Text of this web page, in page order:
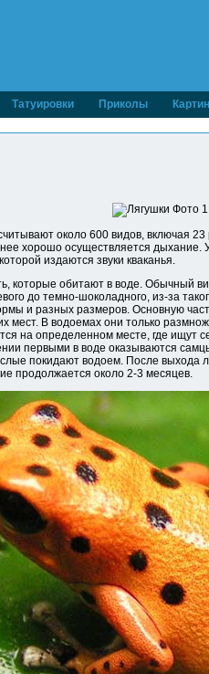
Татуировки Приколы
около 600 видов, включая
хорошо осуществляется
издаются звуки кваканья.
которые обитают в воде. Обычный
до темно-шоколадного, из-за
и разных размеров. Основную
мест. В водоемах они только
на определенном месте, где ищут
первыми в воде оказываются
покидают водоем. После выхода
продолжается около 2-3 месяцев.